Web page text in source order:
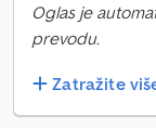
Oglas je
prevodu.
Zatražite